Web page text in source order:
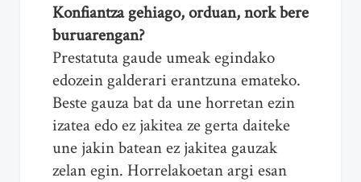
Konfiantza gehiago, orduan, nork bere
buruarengan?
Prestatuta gaude umeak egindako
edozein galderari erantzuna emateko.
Beste gauza bat da une horretan ezin
izatea edo ez jakitea ze gerta daiteke
une jakin batean ez jakitea gauzak
zelan egin. Horrelakoetan argi esan